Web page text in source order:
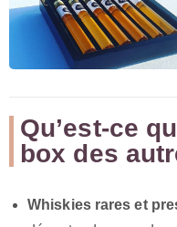
Qu’est-ce
box des
Whiskies rares et